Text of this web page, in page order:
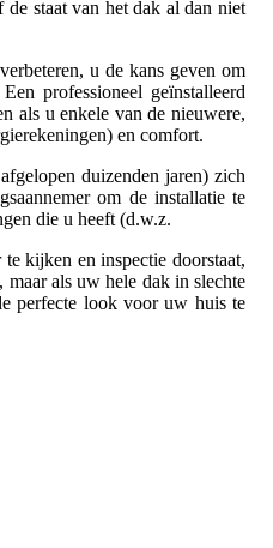
staat van het dak al dan niet
u de kans geven om
professioneel geïnstalleerd
als u enkele van de nieuwere,
en comfort.
duizenden jaren) zich
om de installatie te
die u heeft (d.w.z.
kijken en inspectie doorstaat,
maar als uw hele dak in slechte
perfecte look voor uw huis te